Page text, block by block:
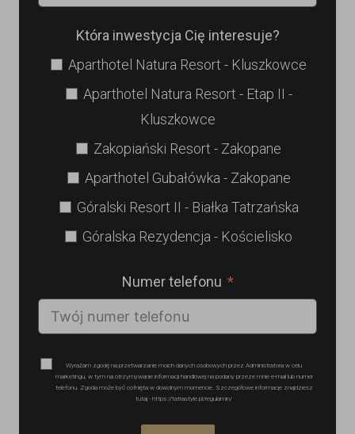
Która inwestycja Cię interesuje?
Aparthotel Natura Resort - Kluszkowce
Aparthotel Natura Resort - Etap II -
Kluszkowce
Zakopiański Resort - Zakopane
Aparthotel Gubałówka - Zakopane
Góralski Resort II - Białka Tatrzańska
Góralska Rezydencja - Kościelisko
Numer telefonu
Wyrażam zgodę na przetwarzanie moich danych osobowych przez Administratora w celu
marketingu, w tym na otrzymywanie informacji handlowej na podany przeze mnie e-mail lub numer
telefonu. Zgoda może być cofnięta w dowolnym momencie. Szczegółowe informacje znajdziesz
tutaj - https://tatrastyle.pl/regulamin/